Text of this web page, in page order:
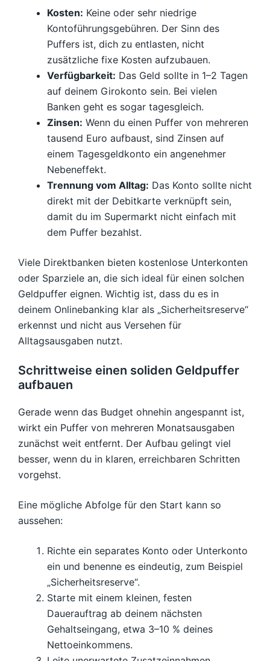
Kosten: Keine oder sehr niedrige
Kontoführungsgebühren. Der Sinn des
Puffers ist, dich zu entlasten, nicht
zusätzliche fixe Kosten aufzubauen.
Verfügbarkeit: Das Geld sollte in 1–2 Tagen
auf deinem Girokonto sein. Bei vielen
Banken geht es sogar tagesgleich.
Zinsen: Wenn du einen Puffer von mehreren
tausend Euro aufbaust, sind Zinsen auf
einem Tagesgeldkonto ein angenehmer
Nebeneffekt.
Trennung vom Alltag: Das Konto sollte nicht
direkt mit der Debitkarte verknüpft sein,
damit du im Supermarkt nicht einfach mit
dem Puffer bezahlst.
Viele Direktbanken bieten kostenlose Unterkonten
oder Sparziele an, die sich ideal für einen solchen
Geldpuffer eignen. Wichtig ist, dass du es in
deinem Onlinebanking klar als „Sicherheitsreserve“
erkennst und nicht aus Versehen für
Alltagsausgaben nutzt.
Schrittweise einen soliden Geldpuffer
aufbauen
Gerade wenn das Budget ohnehin angespannt ist,
wirkt ein Puffer von mehreren Monatsausgaben
zunächst weit entfernt. Der Aufbau gelingt viel
besser, wenn du in klaren, erreichbaren Schritten
vorgehst.
Eine mögliche Abfolge für den Start kann so
aussehen:
Richte ein separates Konto oder Unterkonto
ein und benenne es eindeutig, zum Beispiel
„Sicherheitsreserve“.
Starte mit einem kleinen, festen
Dauerauftrag ab deinem nächsten
Gehaltseingang, etwa 3–10 % deines
Nettoeinkommens.